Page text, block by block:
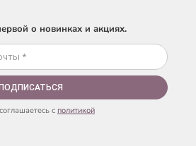
о новинках и акциях.
с политикой